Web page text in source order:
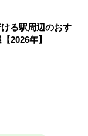
る駅周辺のおす
2026年】